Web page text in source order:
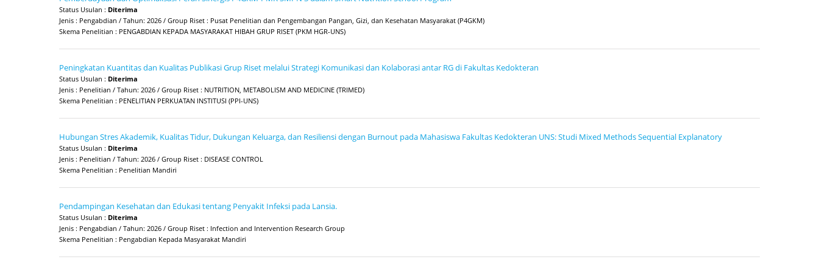
Status Usulan : Diterima
Jenis : Pengabdian / Tahun: 2026 / Group Riset : Pusat Penelitian dan Pengembangan Pangan, Gizi, dan Kesehatan Masyarakat (P4GKM)
Skema Penelitian : PENGABDIAN KEPADA MASYARAKAT HIBAH GRUP RISET (PKM HGR-UNS)
Peningkatan Kuantitas dan Kualitas Publikasi Grup Riset melalui Strategi Komunikasi dan Kolaborasi antar RG di Fakultas Kedokteran
Status Usulan : Diterima
Jenis : Penelitian / Tahun: 2026 / Group Riset : NUTRITION, METABOLISM AND MEDICINE (TRIMED)
Skema Penelitian : PENELITIAN PERKUATAN INSTITUSI (PPI-UNS)
Hubungan Stres Akademik, Kualitas Tidur, Dukungan Keluarga, dan Resiliensi dengan Burnout pada Mahasiswa Fakultas Kedokteran UNS: Studi Mixed Methods Sequential Explanatory
Status Usulan : Diterima
Jenis : Penelitian / Tahun: 2026 / Group Riset : DISEASE CONTROL
Skema Penelitian : Penelitian Mandiri
Pendampingan Kesehatan dan Edukasi tentang Penyakit Infeksi pada Lansia.
Status Usulan : Diterima
Jenis : Pengabdian / Tahun: 2026 / Group Riset : Infection and Intervention Research Group
Skema Penelitian : Pengabdian Kepada Masyarakat Mandiri